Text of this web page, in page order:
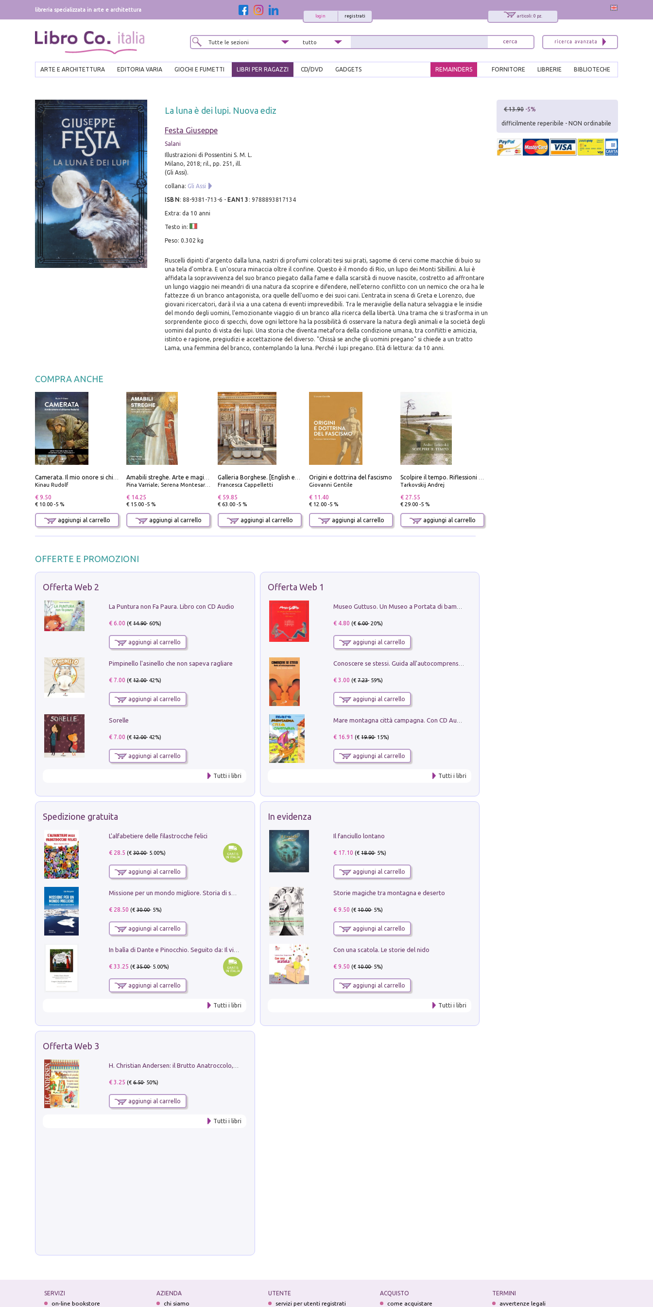
libreria specializzata in arte e architettura
articoli: 0 pz.
registrati
login
ARTE E ARCHITETTURA EDITORIA VARIA GIOCHI E FUMETTI LIBRI PER RAGAZZI CD/DVD GADGETS BIBLIOTECHE
LIBRERIE
FORNITORE
REMAINDERS
La luna è dei lupi. Nuova ediz
Festa Giuseppe
Salani
Illustrazioni di Possentini S. M. L.
Milano, 2018; ril., pp. 251, ill.
(Gli Assi).
collana: Gli Assi
ISBN : 88-9381-713-6 - EAN13 : 9788893817134
Extra: da 10 anni
Testo in:
Peso: 0.302 kg
Ruscelli dipinti d'argento dalla luna, nastri di profumi colorati tesi sui prati, sagome di cervi come macchie di buio su
una tela d'ombra. E un'oscura minaccia oltre il confine. Questo è il mondo di Rio, un lupo dei Monti Sibillini. A lui è
affidata la sopravvivenza del suo branco piegato dalla fame e dalla scarsità di nuove nascite, costretto ad affrontare
un lungo viaggio nei meandri di una natura da scoprire e difendere, nell'eterno conflitto con un nemico che ora ha le
fattezze di un branco antagonista, ora quelle dell'uomo e dei suoi cani. L'entrata in scena di Greta e Lorenzo, due
giovani ricercatori, darà il via a una catena di eventi imprevedibili. Tra le meraviglie della natura selvaggia e le insidie
del mondo degli uomini, l'emozionante viaggio di un branco alla ricerca della libertà. Una trama che si trasforma in un
sorprendente gioco di specchi, dove ogni lettore ha la possibilità di osservare la natura degli animali e la società degli
uomini dal punto di vista dei lupi. Una storia che diventa metafora della condizione umana, tra conflitti e amicizia,
istinto e ragione, pregiudizi e accettazione del diverso. "Chissà se anche gli uomini pregano" si chiede a un tratto
Lama, una femmina del branco, contemplando la luna. Perché i lupi pregano. Età di lettura: da 10 anni.
COMPRA ANCHE
Kinau Rudolf
€ 9.50
€ 10.00 -5 %
aggiungi al carrello
Pina Varriale; Serena Montesarchio
€ 14.25
€ 15.00 -5 %
aggiungi al carrello
Francesca Cappelletti
€ 59.85
€ 63.00 -5 %
aggiungi al carrello
Origini e dottrina del fascismo
Giovanni Gentile
€ 11.40
€ 12.00 -5 %
aggiungi al carrello
Tarkovskij Andrej
€ 27.55
€ 29.00 -5 %
aggiungi al carrello
OFFERTE E PROMOZIONI
Offerta Web 2
La Puntura non Fa Paura. Libro con CD Audio
€ 6.00 (€14.90- 60%)
aggiungi al carrello
Pimpinello l'asinello che non sapeva ragliare
€ 7.00 (€12.00- 42%)
aggiungi al carrello
Sorelle
€ 7.00 (€12.00- 42%)
aggiungi al carrello
Tutti i libri
Offerta Web 1
€ 4.80 (€6.00- 20%)
aggiungi al carrello
€ 3.00 (€7.23- 59%)
aggiungi al carrello
€ 16.91 (€19.90- 15%)
aggiungi al carrello
Tutti i libri
Spedizione gratuita
L'alfabetiere delle filastrocche felici
€ 28.5 (€30.00- 5.00%)
aggiungi al carrello
€ 28.50 (€30.00- 5%)
aggiungi al carrello
€ 33.25 (€35.00- 5.00%)
aggiungi al carrello
Tutti i libri
In evidenza
Il fanciullo lontano
€ 17.10 (€18.00- 5%)
aggiungi al carrello
Storie magiche tra montagna e deserto
€ 9.50 (€10.00- 5%)
aggiungi al carrello
Con una scatola. Le storie del nido
€ 9.50 (€10.00- 5%)
aggiungi al carrello
Tutti i libri
Offerta Web 3
€ 3.25 (€6.50- 50%)
aggiungi al carrello
Tutti i libri
€ 13.90 -5%
difficilmente reperibile - NON ordinabile
SERVIZI
on-line bookstore
AZIENDA
chi siamo
UTENTE
servizi per utenti registrati
ACQUISTO
come acquistare
TERMINI
avvertenze legali
x
Allora iscriviti alla nostra newsletter!
Sarai informato delle nostre novità, potrai
comunque cancellarti quando desideri.